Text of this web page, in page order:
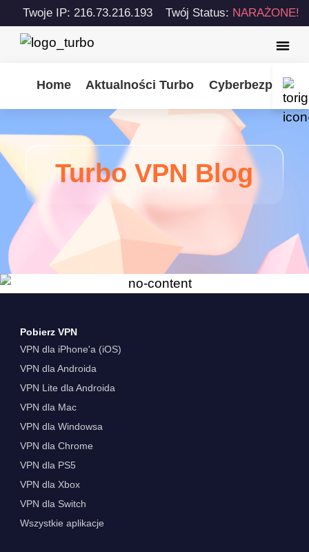
Twoje IP: 216.73.216.193 Twój Status: NARAŻONE!
Home Aktualności Turbo
Turbo VPN Blog
Pobierz VPN
VPN dla iPhone'a (iOS)
VPN dla Androida
VPN Lite dla Androida
VPN dla Mac
VPN dla Windowsa
VPN dla Chrome
VPN dla PS5
VPN dla Xbox
VPN dla Switch
Wszystkie aplikacje